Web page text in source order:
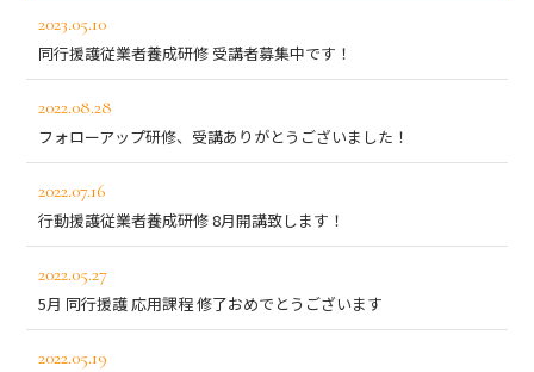
2023.05.10
同行援護従業者養成研修 受講者募集中です！
2022.08.28
フォローアップ研修、受講ありがとうございました！
2022.07.16
行動援護従業者養成研修 8月開講致します！
2022.05.27
5月 同行援護 応用課程 修了おめでとうございます
2022.05.19